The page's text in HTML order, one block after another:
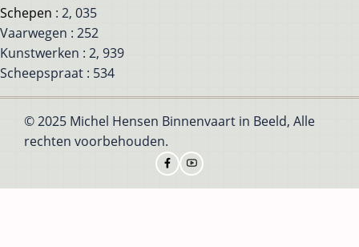
Schepen : 2, 035
Vaarwegen : 252
Kunstwerken : 2, 939
Scheepspraat : 534
© 2025 Michel Hensen Binnenvaart in Beeld, Alle
rechten voorbehouden.